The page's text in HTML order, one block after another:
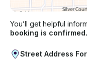
You’ll get helpful
booking is confirmed.
Street Address